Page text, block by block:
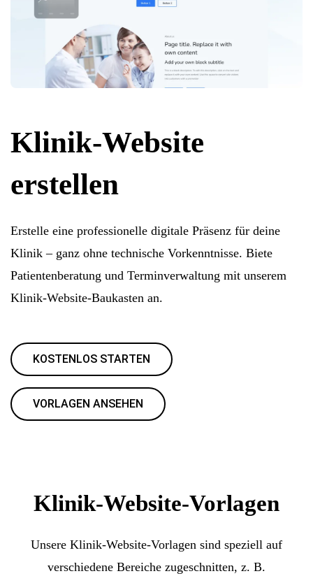
Klinik-Website
erstellen
Erstelle eine professionelle digitale Präsenz für deine
Klinik – ganz ohne technische Vorkenntnisse. Biete
Patientenberatung und Terminverwaltung mit unserem
Klinik-Website-Baukasten an.
KOSTENLOS STARTEN
VORLAGEN ANSEHEN
Klinik-Website-Vorlagen
Unsere Klinik-Website-Vorlagen sind speziell auf
verschiedene Bereiche zugeschnitten, z. B.